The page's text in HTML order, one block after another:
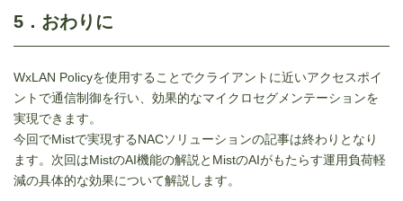
5．おわりに
WxLAN Policyを使用することでクライアントに近いアクセスポイ
ントで通信制御を行い、効果的なマイクロセグメンテーションを
実現できます。
今回でMistで実現するNACソリューションの記事は終わりとなり
ます。次回はMistのAI機能の解説とMistのAIがもたらす運用負荷軽
減の具体的な効果について解説します。